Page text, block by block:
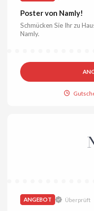
Poster von Namly!
Schmücken Sie Ihr zu
Namly.
ANGEBOT Überprüft